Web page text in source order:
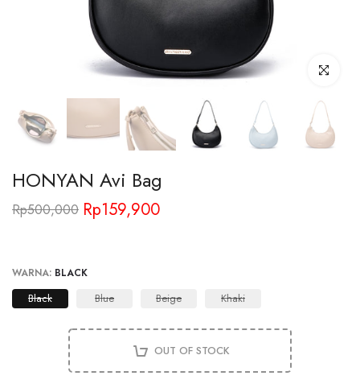
Click to
HONYAN Avi Bag
Rp500,000 Rp159,900
WARNA: BLACK
Black Blue Beige Khaki
OUT OF STOCK